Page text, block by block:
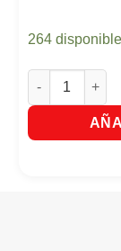
264
Gelatina